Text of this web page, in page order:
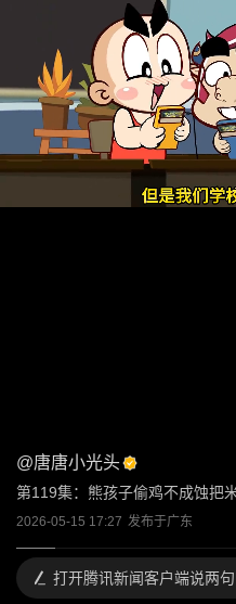
@唐唐小光头
第119集：熊孩子偷鸡不成蚀把
2026-05-15 17:27 发布于广东
打开腾讯新闻客户端说两句